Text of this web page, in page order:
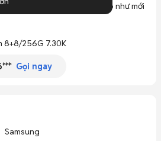
máy đẹp, zin nguyên bản đẹp như mới
8+8/256G 7.30K
Gọi ngay
Samsung